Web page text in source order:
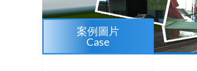
案例圖片
Case